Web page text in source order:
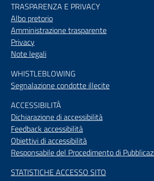
TRASPARENZA E PRIVACY
Albo pretorio
Amministrazione trasparente
Privacy
Note legali
WHISTLEBLOWING
Segnalazione condotte illecite
ACCESSIBILITÀ
Dichiarazione di accessibilità
Feedback accessibilità
Obiettivi di accessibilità
Responsabile del Procedimento di
STATISTICHE ACCESSO SITO